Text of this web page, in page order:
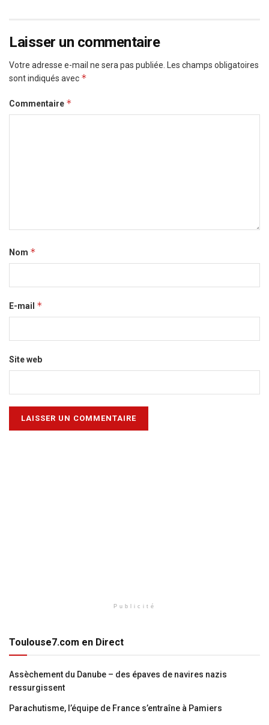
Laisser un commentaire
Votre adresse e-mail ne sera pas publiée.
Les champs obligatoires
sont indiqués avec *
Commentaire *
Nom *
E-mail *
Site web
Publicité
Toulouse7.com en Direct
Assèchement du Danube – des épaves de navires nazis
ressurgissent
Parachutisme, l’équipe de France s’entraîne à Pamiers